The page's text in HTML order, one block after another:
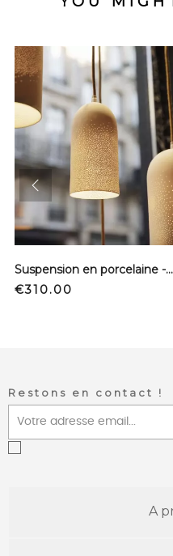
Suspension en porcelaine - Full perforée - Ecru - S
Price
€310.00
Restons en contact !
A